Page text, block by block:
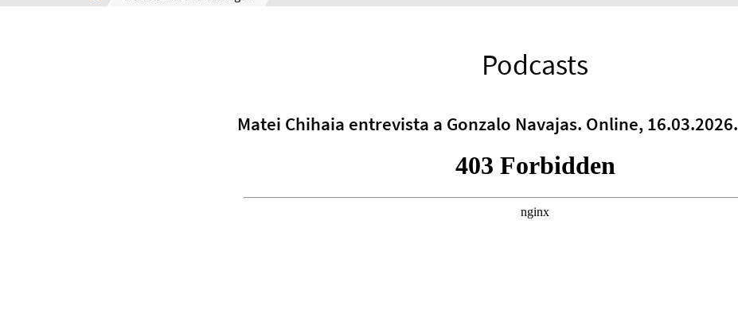
Podcasts
Matei Chihaia entrevista a Gonzalo Navajas. Online, 16.03.2026.